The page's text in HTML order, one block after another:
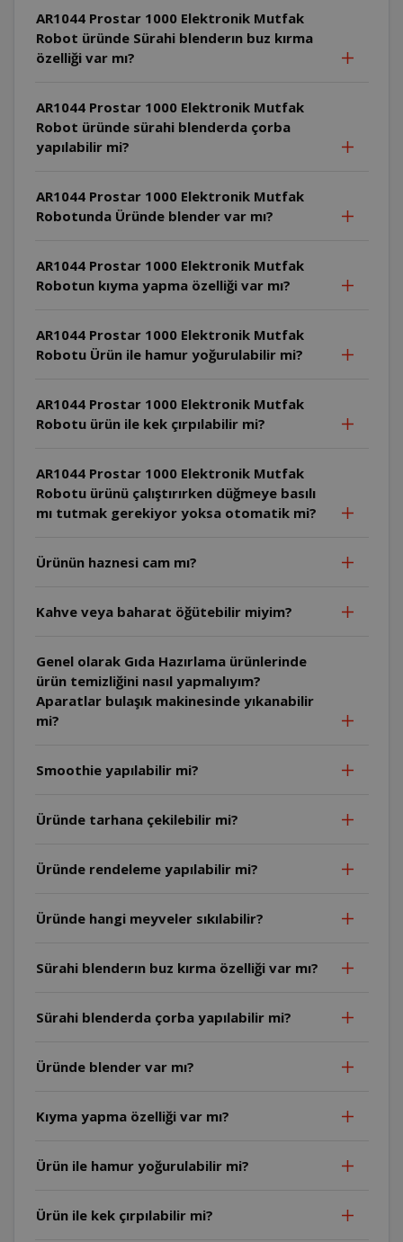
AR1044 Prostar 1000 Elektronik Mutfak
Robot üründe Sürahi blenderın buz kırma
özelliği var mı?
AR1044 Prostar 1000 Elektronik Mutfak
Robot üründe sürahi blenderda çorba
yapılabilir mi?
AR1044 Prostar 1000 Elektronik Mutfak
Robotunda Üründe blender var mı?
AR1044 Prostar 1000 Elektronik Mutfak
Robotun kıyma yapma özelliği var mı?
AR1044 Prostar 1000 Elektronik Mutfak
Robotu Ürün ile hamur yoğurulabilir mi?
AR1044 Prostar 1000 Elektronik Mutfak
Robotu ürün ile kek çırpılabilir mi?
AR1044 Prostar 1000 Elektronik Mutfak
Robotu ürünü çalıştırırken düğmeye basılı
mı tutmak gerekiyor yoksa otomatik mi?
Ürünün haznesi cam mı?
Kahve veya baharat öğütebilir miyim?
Genel olarak Gıda Hazırlama ürünlerinde
ürün temizliğini nasıl yapmalıyım?
Aparatlar bulaşık makinesinde yıkanabilir
mi?
Smoothie yapılabilir mi?
Üründe tarhana çekilebilir mi?
Üründe rendeleme yapılabilir mi?
Üründe hangi meyveler sıkılabilir?
Sürahi blenderın buz kırma özelliği var mı?
Sürahi blenderda çorba yapılabilir mi?
Üründe blender var mı?
Kıyma yapma özelliği var mı?
Ürün ile hamur yoğurulabilir mi?
Ürün ile kek çırpılabilir mi?